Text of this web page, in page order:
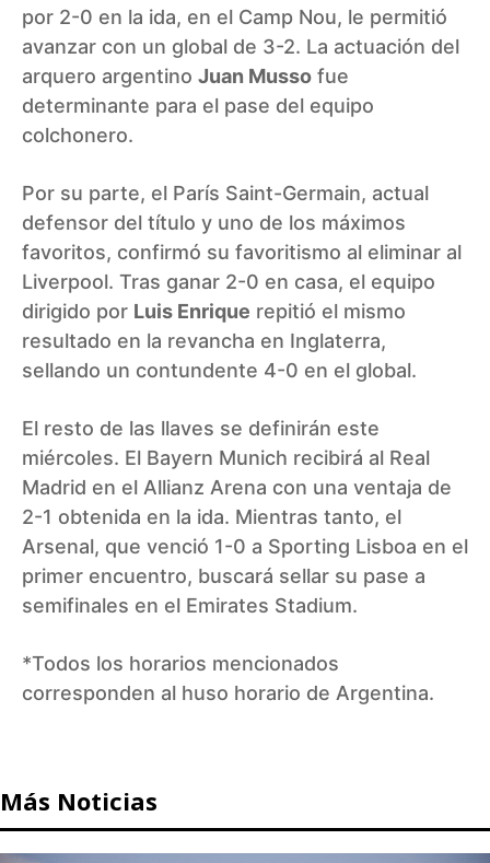
por 2-0 en la ida, en el Camp Nou, le permitió
avanzar con un global de 3-2. La actuación del
arquero argentino Juan Musso fue
determinante para el pase del equipo
colchonero.
Por su parte, el París Saint-Germain, actual
defensor del título y uno de los máximos
favoritos, confirmó su favoritismo al eliminar al
Liverpool. Tras ganar 2-0 en casa, el equipo
dirigido por Luis Enrique repitió el mismo
resultado en la revancha en Inglaterra,
sellando un contundente 4-0 en el global.
El resto de las llaves se definirán este
miércoles. El Bayern Munich recibirá al Real
Madrid en el Allianz Arena con una ventaja de
2-1 obtenida en la ida. Mientras tanto, el
Arsenal, que venció 1-0 a Sporting Lisboa en el
primer encuentro, buscará sellar su pase a
semifinales en el Emirates Stadium.
*Todos los horarios mencionados
corresponden al huso horario de Argentina.
Más Noticias